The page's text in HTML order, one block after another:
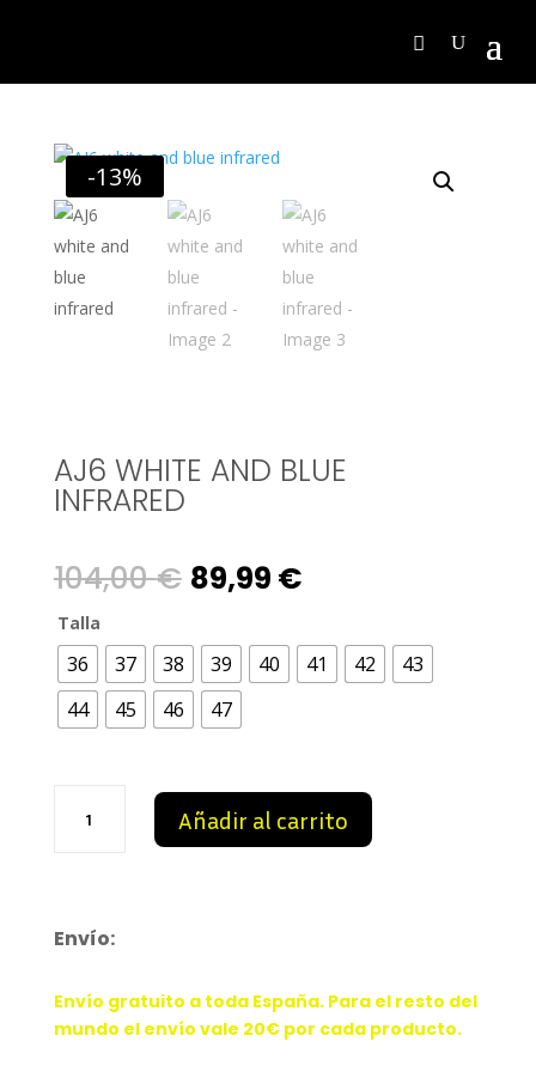
-13%
AJ6 WHITE AND BLUE
INFRARED
104,00€ Original
was:
104,00 €.
89,99 €Current
is:
Talla
36 37 38 39 40 41 42
43
44
45 46 47
white
cantidad
Añadir al carrito
Envío:
Envío gratuito a toda España. Para el resto del
mundo el envío vale 20€ por cada producto.